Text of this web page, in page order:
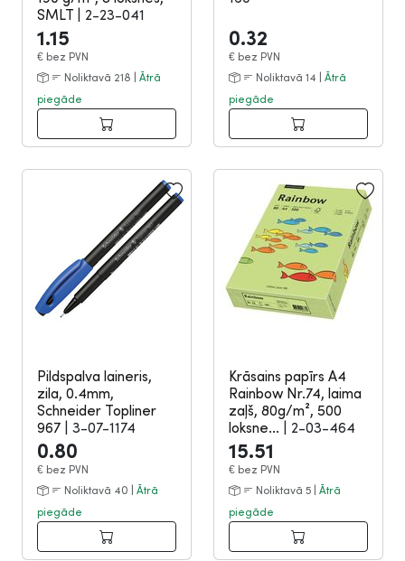
SMLT
2-23-041
1.15
€ bez PVN
Noliktavā 218 | Ātrā
piegāde
0.32
€ bez PVN
Noliktavā 14 | Ātrā
piegāde
Pildspalva laineris,
zila, 0.4mm,
Schneider Topliner
967
3-07-1174
0.80
€ bez PVN
Noliktavā 40 | Ātrā
piegāde
Krāsains papīrs A4
Rainbow Nr.74, laima
zaļš, 80g/m², 500
loksne...
2-03-464
15.51
€ bez PVN
Noliktavā 5 | Ātrā
piegāde